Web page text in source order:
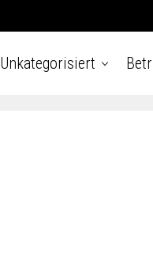
Unkategorisiert